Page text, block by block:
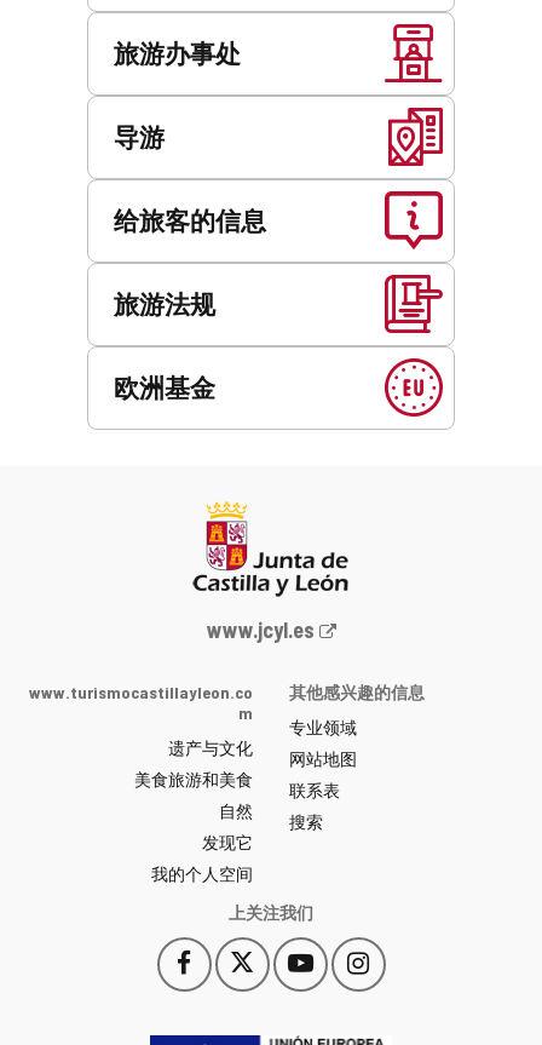
旅游办事处
导游
给旅客的信息
旅游法规
欧洲基金
Junta
y
León
网
站
门
户
-
www.jcyl.es
www.turismocastillayleon.co
m
遗产与文化
美食旅游和美食
自然
发现它
我的个人空间
其他感兴趣的信息
专业领域
网站地图
联系表
搜索
上关注我们
Facebook
此
链
此
链
YouTube
此
链
Instagram
此
链